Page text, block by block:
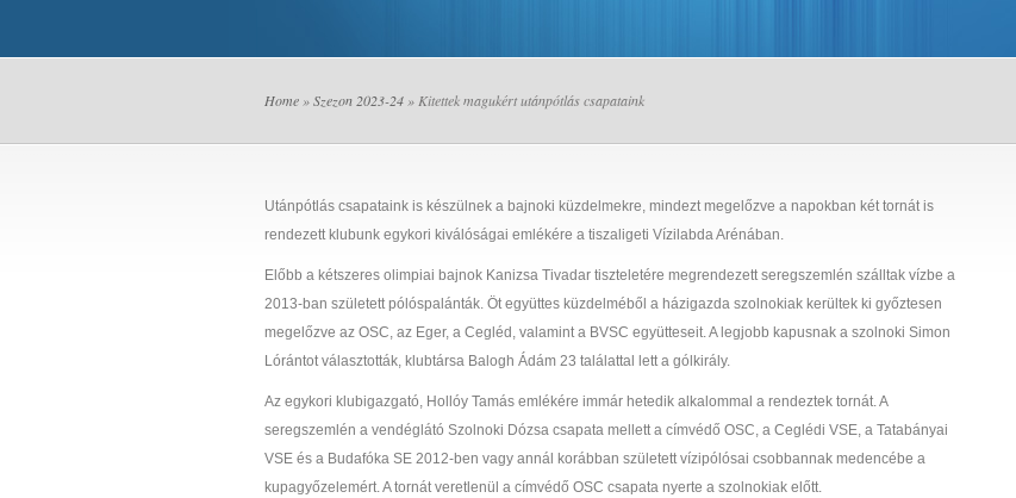
Home »Szezon 2023-24 » Kitettek magukért utánpótlás csapataink
Utánpótlás csapataink is készülnek a bajnoki küzdelmekre, mindezt megelőzve a napokban két tornát is
rendezett klubunk egykori kiválóságai emlékére a tiszaligeti Vízilabda Arénában.
Előbb a kétszeres olimpiai bajnok Kanizsa Tivadar tiszteletére megrendezett seregszemlén szálltak vízbe a
2013-ban született pólóspalánták. Öt együttes küzdelméből a házigazda szolnokiak kerültek ki győztesen
megelőzve az OSC, az Eger, a Cegléd, valamint a BVSC együtteseit. A legjobb kapusnak a szolnoki Simon
Lórántot választották, klubtársa Balogh Ádám 23 találattal lett a gólkirály.
Az egykori klubigazgató, Hollóy Tamás emlékére immár hetedik alkalommal a rendeztek tornát. A
seregszemlén a vendéglátó Szolnoki Dózsa csapata mellett a címvédő OSC, a Ceglédi VSE, a Tatabányai
VSE és a Budafóka SE 2012-ben vagy annál korábban született vízipólósai csobbannak medencébe a
kupagyőzelemért. A tornát veretlenül a címvédő OSC csapata nyerte a szolnokiak előtt.